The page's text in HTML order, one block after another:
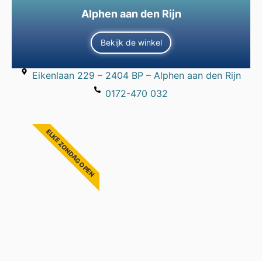
Alphen aan den Rijn
Bekijk de winkel
Eikenlaan 229 – 2404 BP – Alphen aan den Rijn
0172-470 032
ELKE ZONDAG OPEN